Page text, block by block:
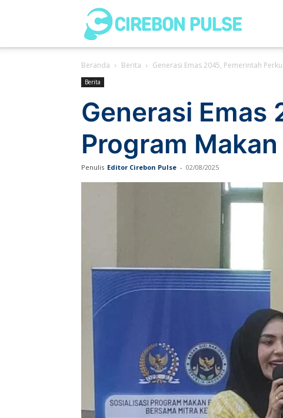
Pulse
Beranda Berita Generasi Emas 2045, Pemerintah
Berita
Generasi Emas
Program
Penulis Editor Cirebon Pulse - 02/08/2025